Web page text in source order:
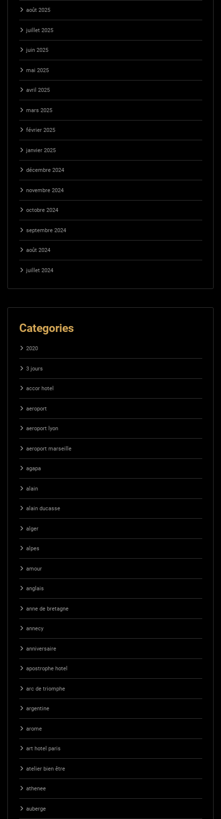
août 2025
juillet 2025
juin 2025
mai 2025
avril 2025
mars 2025
février 2025
janvier 2025
décembre 2024
novembre 2024
octobre 2024
septembre 2024
août 2024
juillet 2024
Categories
2020
3 jours
accor hotel
aeroport
aeroport lyon
aeroport marseille
agapa
alain
alain ducasse
alger
alpes
amour
anglais
anne de bretagne
annecy
anniversaire
apostrophe hotel
arc de triomphe
argentine
arome
art hotel paris
atelier bien être
athenee
auberge